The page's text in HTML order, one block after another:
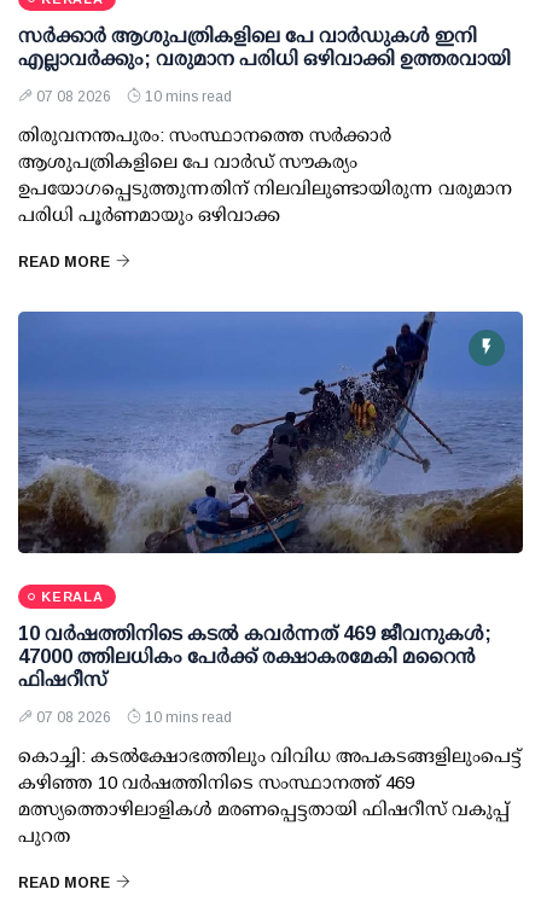
സര്‍ക്കാര്‍ ആശുപത്രികളിലെ പേ വാര്‍ഡുകള്‍ ഇനി
എല്ലാവര്‍ക്കും; വരുമാന പരിധി ഒഴിവാക്കി ഉത്തരവായി
07 08 2026 10 mins read
തിരുവനന്തപുരം: സംസ്ഥാനത്തെ സര്‍ക്കാര്‍
ആശുപത്രികളിലെ പേ വാര്‍ഡ് സൗകര്യം
ഉപയോഗപ്പെടുത്തുന്നതിന് നിലവിലുണ്ടായിരുന്ന വരുമാന
പരിധി പൂര്‍ണമായും ഒഴിവാക്ക
READ MORE
KERALA
10 വര്‍ഷത്തിനിടെ കടല്‍ കവര്‍ന്നത് 469 ജീവനുകള്‍;
47000 ത്തിലധികം പേര്‍ക്ക് രക്ഷാകരമേകി മറൈന്‍
ഫിഷറീസ്
07 08 2026 10 mins read
കൊച്ചി: കടല്‍ക്ഷോഭത്തിലും വിവിധ അപകടങ്ങളിലുംപെട്ട്
കഴിഞ്ഞ 10 വര്‍ഷത്തിനിടെ സംസ്ഥാനത്ത് 469
മത്സ്യത്തൊഴിലാളികള്‍ മരണപ്പെട്ടതായി ഫിഷറീസ് വകുപ്പ്
പുറത
READ MORE